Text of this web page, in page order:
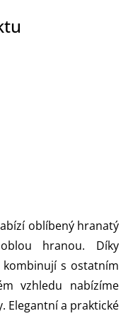
oblíbený hranatý
hranou. Díky
s ostatním
vzhledu nabízíme
Elegantní a praktické